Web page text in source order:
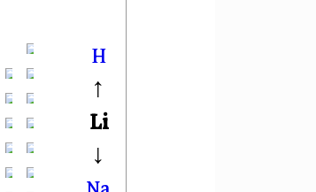
H
↑
Li
↓